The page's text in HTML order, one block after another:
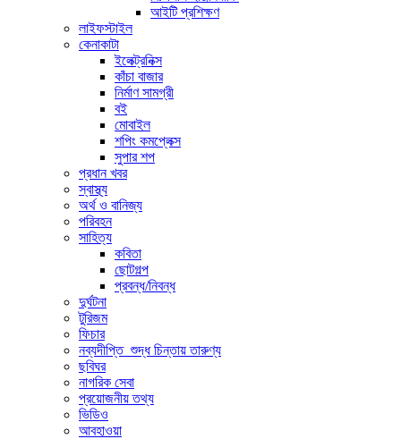
আইটি প্রশিক্ষণ
লাইফস্টাইল
কেনাকাটা
ইলেক্ট্রনিক্স
কাঁচা বাজার
নির্মাণ সামগ্রী
বই
মোবাইল
শপিং কমপ্লেক্স
সুপার শপ
প্রধান খবর
স্বাস্থ্য
অর্থ ও বানিজ্য
পরিবহন
সাহিত্য
কবিতা
ছোটগল্প
প্রবন্ধ/নিবন্ধ
দুর্ঘটনা
টুরিজম
ফিচার
নব্যদীপ্তি_শুদ্ধ চিন্তায় তারুণ্য
ছবিঘর
নাগরিক সেবা
প্রয়োজনীয় তথ্য
ভিডিও
আবহাওয়া